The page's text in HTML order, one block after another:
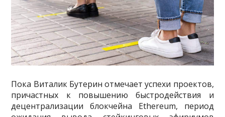
Пока Виталик Бутерин отмечает успехи проектов,
причастных к повышению быстродействия и
децентрализации блокчейна Ethereum, период